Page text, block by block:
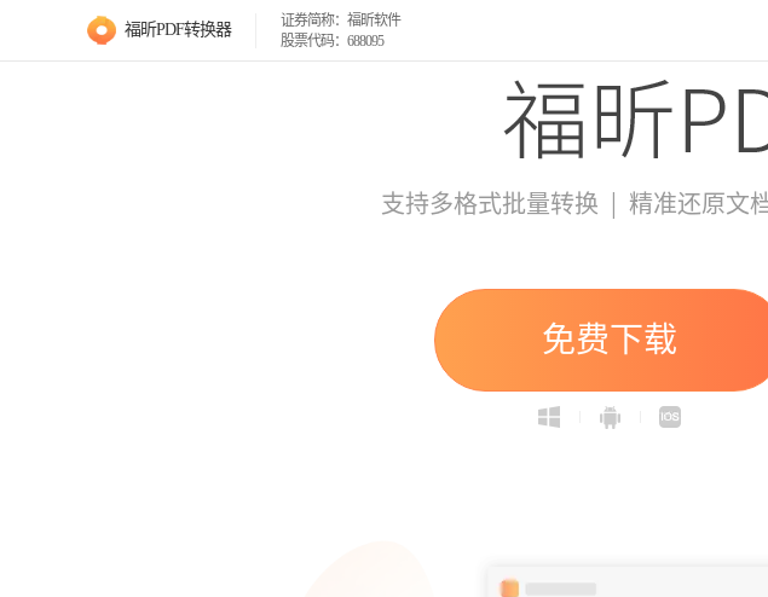
福昕PDF转换器
证券简称：福昕软件
股票代码：688095
支持多格式批量转换 | 精准还原文
免费下载